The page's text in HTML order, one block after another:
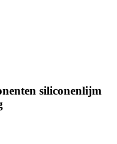
siliconenlijm